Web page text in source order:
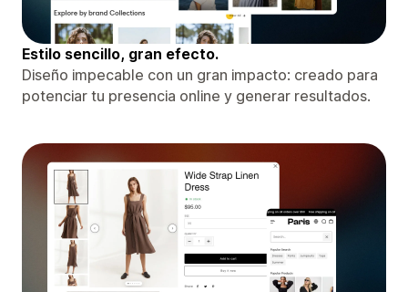
Estilo sencillo, gran efecto.
Diseño impecable con un gran impacto: creado para
potenciar tu presencia online y generar resultados.